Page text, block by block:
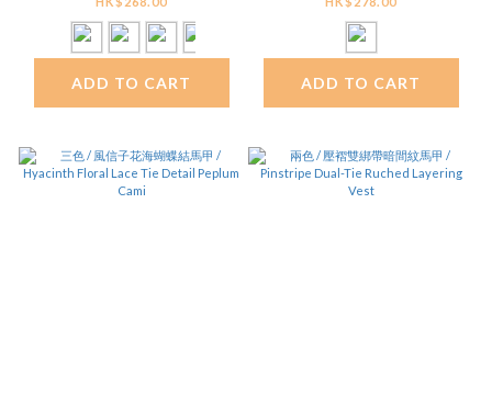
Layering Vest
ADD TO CART ADD TO CART